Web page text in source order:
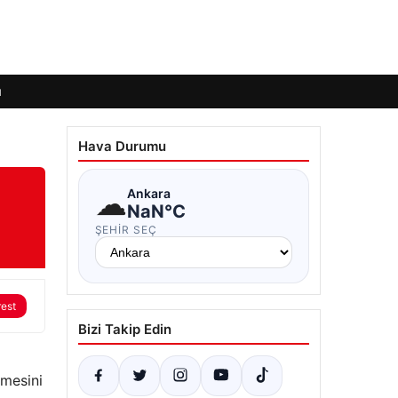
Hava Durumu
☁Ankara
NaN°C
ŞEHIR SEÇ
Bizi Takip Edin